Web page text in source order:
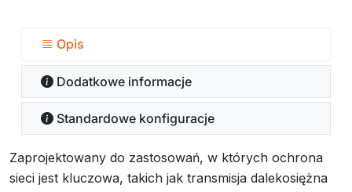
Opis
Dodatkowe informacje
Standardowe konfiguracje
Zaprojektowany do zastosowań, w których ochrona
sieci jest kluczowa, takich jak transmisja dalekosiężna